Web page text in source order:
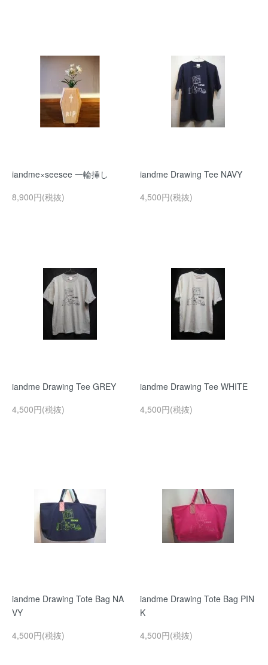
iandme×seesee 一輪挿し
8,900円(税抜)
iandme Drawing Tee NAVY
4,500円(税抜)
iandme Drawing Tee GREY
4,500円(税抜)
iandme Drawing Tee WHITE
4,500円(税抜)
iandme Drawing Tote Bag NA
VY
4,500円(税抜)
iandme Drawing Tote Bag PIN
K
4,500円(税抜)